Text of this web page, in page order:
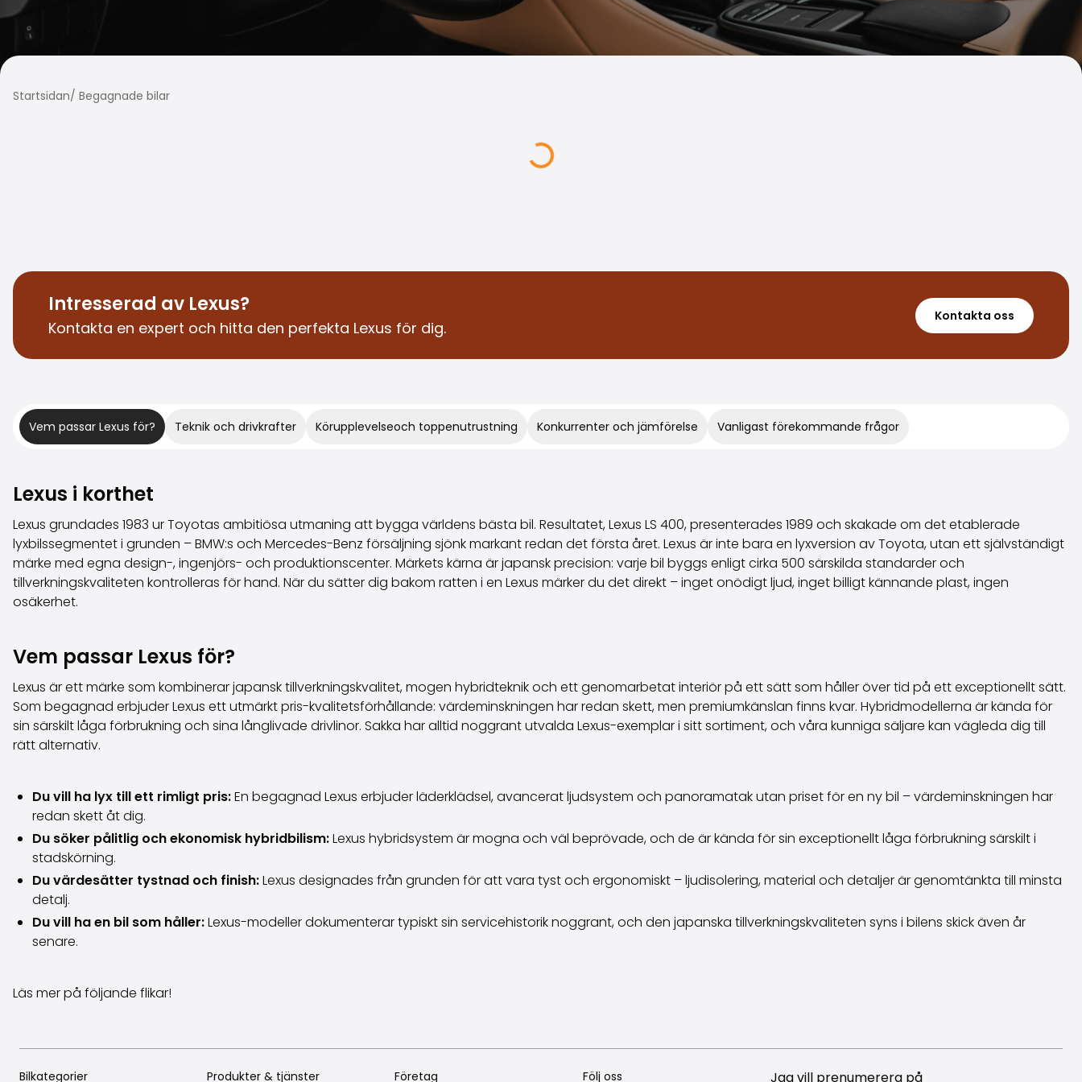
Startsidan/ Begagnade bilar
Intresserad av Lexus?
Kontakta en expert och hitta den perfekta Lexus för dig.
Kontakta oss
Vem passar Lexus för? Teknik och drivkrafter Körupplevelseoch toppenutrustning Konkurrenter och jämförelse Vanligast förekommande frågor
Lexus i korthet
Lexus grundades 1983 ur Toyotas ambitiösa utmaning att bygga världens bästa bil. Resultatet, Lexus LS 400, presenterades 1989 och skakade om det etablerade
lyxbilssegmentet i grunden – BMW:s och Mercedes-Benz försäljning sjönk markant redan det första året. Lexus är inte bara en lyxversion av Toyota, utan ett självständigt
märke med egna design-, ingenjörs- och produktionscenter. Märkets kärna är japansk precision: varje bil byggs enligt cirka 500 särskilda standarder och
tillverkningskvaliteten kontrolleras för hand. När du sätter dig bakom ratten i en Lexus märker du det direkt – inget onödigt ljud, inget billigt kännande plast, ingen
osäkerhet.
Vem passar Lexus för?
Lexus är ett märke som kombinerar japansk tillverkningskvalitet, mogen hybridteknik och ett genomarbetat interiör på ett sätt som håller över tid på ett exceptionellt sätt.
Som begagnad erbjuder Lexus ett utmärkt pris-kvalitetsförhållande: värdeminskningen har redan skett, men premiumkänslan finns kvar. Hybridmodellerna är kända för
sin särskilt låga förbrukning och sina långlivade drivlinor. Sakka har alltid noggrant utvalda Lexus-exemplar i sitt sortiment, och våra kunniga säljare kan vägleda dig till
rätt alternativ.
Du vill ha lyx till ett rimligt pris:En begagnad Lexus erbjuder läderklädsel, avancerat ljudsystem och panoramatak utan priset för en ny bil – värdeminskningen har
redan skett åt dig.
Du söker pålitlig och ekonomisk hybridbilism:Lexus hybridsystem är mogna och väl beprövade, och de är kända för sin exceptionellt låga förbrukning särskilt i
stadskörning.
Du värdesätter tystnad och finish:Lexus designades från grunden för att vara tyst och ergonomiskt – ljudisolering, material och detaljer är genomtänkta till minsta
detalj.
Du vill ha en bil som håller:Lexus-modeller dokumenterar typiskt sin servicehistorik noggrant, och den japanska tillverkningskvaliteten syns i bilens skick även år
senare.
Läs mer på följande flikar!
Bilkategorier Produkter & tjänster Företag Följ oss Jag vill prenumerera på